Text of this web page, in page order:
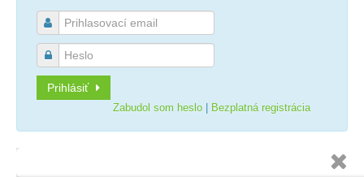


Prihlásiť
Zabudol som heslo Bezplatná registrácia
